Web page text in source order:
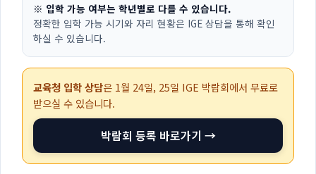
※ 입학 가능 여부는 학년별로 다를 수 있습니다.
정확한 입학 가능 시기와 자리 현황은 IGE 상담을 통해 확인
하실 수 있습니다.
교육청 입학 상담은 1월 24일, 25일 IGE 박람회에서 무료로
받으실 수 있습니다.
박람회 등록 바로가기 →